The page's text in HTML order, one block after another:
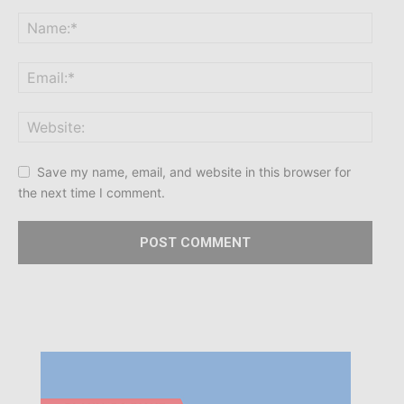
Save my name, email, and website in this browser for
the next time I comment.